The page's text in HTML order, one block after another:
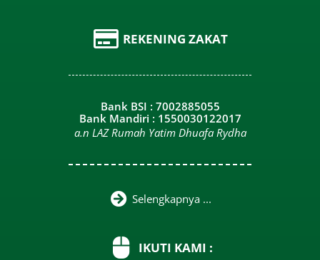
REKENING ZAKAT
Bank BSI : 7002885055
Bank Mandiri : 1550030122017
a.n LAZ Rumah Yatim Dhuafa Rydha
Selengkapnya ...
IKUTI KAMI :